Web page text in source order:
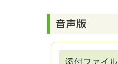
音声版
添付ファイル